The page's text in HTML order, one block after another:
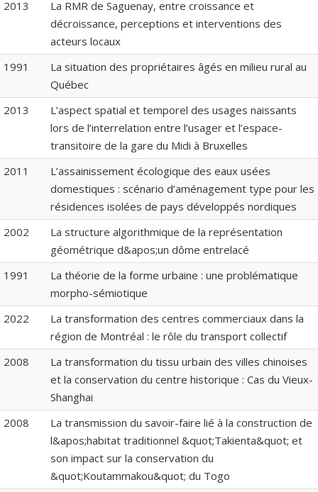
2013
La RMR de Saguenay, entre croissance et
décroissance, perceptions et interventions des
acteurs locaux
1991
La situation des propriétaires âgés en milieu rural au
Québec
2013
L’aspect spatial et temporel des usages naissants
lors de l’interrelation entre l’usager et l’espace-
transitoire de la gare du Midi à Bruxelles
2011
L’assainissement écologique des eaux usées
domestiques : scénario d’aménagement type pour les
résidences isolées de pays développés nordiques
2002
La structure algorithmique de la représentation
géométrique d&apos;un dôme entrelacé
1991
La théorie de la forme urbaine : une problématique
morpho-sémiotique
2022
La transformation des centres commerciaux dans la
région de Montréal : le rôle du transport collectif
2008
La transformation du tissu urbain des villes chinoises
et la conservation du centre historique : Cas du Vieux-
Shanghai
2008
La transmission du savoir-faire lié à la construction de
l&apos;habitat traditionnel &quot;Takienta&quot; et
son impact sur la conservation du
&quot;Koutammakou&quot; du Togo